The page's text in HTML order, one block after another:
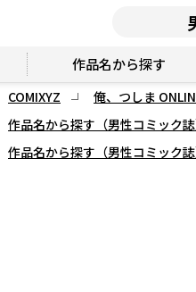
作品名から探す
COMIXYZ 俺、つしま
作品名から探す（男性コミック誌
作品名から探す（男性コミック誌